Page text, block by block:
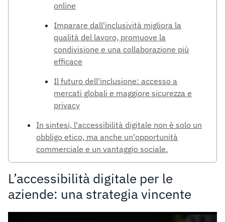
online
Imparare dall'inclusività migliora la
qualità del lavoro, promuove la
condivisione e una collaborazione più
efficace
Il futuro dell'inclusione: accesso a
mercati globali e maggiore sicurezza e
privacy
In sintesi, l'accessibilità digitale non è solo un
obbligo etico, ma anche un'opportunità
commerciale e un vantaggio sociale.
L’accessibilità digitale per le
aziende: una strategia vincente